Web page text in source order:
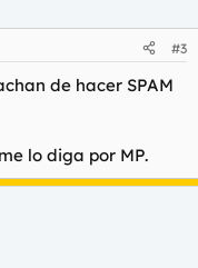
#3
de hacer SPAM
lo diga por MP.